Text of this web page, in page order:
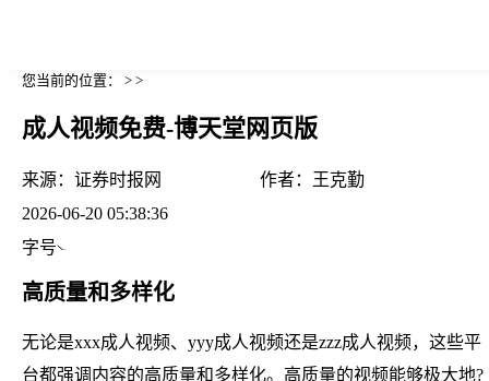
您当前的位置： > >
成人视频免费-博天堂网页版
来源： 证券时报网 作者：
王克勤
2026-06-20 05:38:36
字号
高质量和多样化
无论是xxx成人视频、yyy成人视频还是zzz成人视频，这些平
台都强调内容的高质量和多样化。高质量的视频能够极大地?